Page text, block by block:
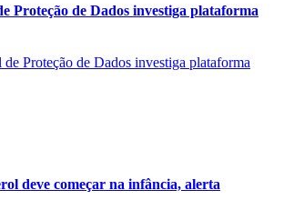
Proteção de Dados investiga plataforma
deve começar na infância, alerta